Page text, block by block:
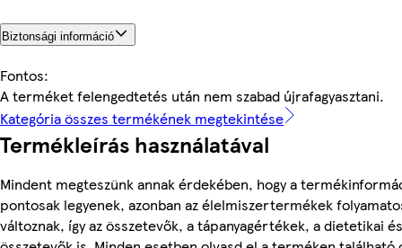
Biztonsági információ
Fontos:
A terméket felengedtetés után nem szabad újrafagyasztani.
Kategória összes termékének megtekintése
Termékleírás használatával
Mindent megteszünk annak érdekében, hogy a
pontosak legyenek, azonban az élelmiszertermékek
változnak, így az összetevők, a tápanyagértékek, a dietetikai